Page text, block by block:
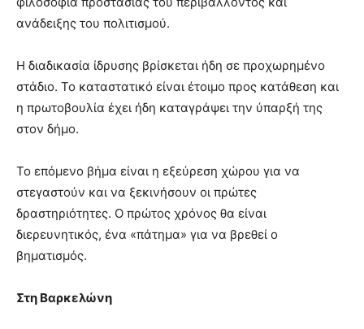
ανάδειξης του πολιτισμού.
Η διαδικασία ίδρυσης βρίσκεται ήδη σε προχωρημένο
στάδιο. Το καταστατικό είναι έτοιμο προς κατάθεση και
η πρωτοβουλία έχει ήδη καταγράψει την ύπαρξή της
στον δήμο.
Το επόμενο βήμα είναι η εξεύρεση χώρου για να
στεγαστούν και να ξεκινήσουν οι πρώτες
δραστηριότητες. Ο πρώτος χρόνος θα είναι
διερευνητικός, ένα «πάτημα» για να βρεθεί ο
βηματισμός.
Στη Βαρκελώνη